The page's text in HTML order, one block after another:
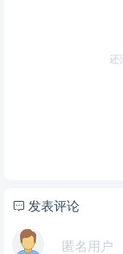
还
发表评论